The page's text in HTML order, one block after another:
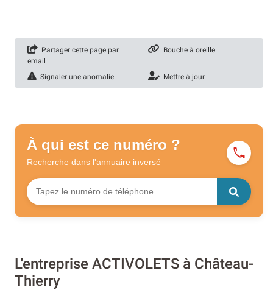
Partager cette page par
email
Bouche à oreille
Signaler une anomalie Mettre à jour
À qui est ce numéro ?
Recherche dans l'annuaire inversé
L'entreprise ACTIVOLETS à Château-
Thierry